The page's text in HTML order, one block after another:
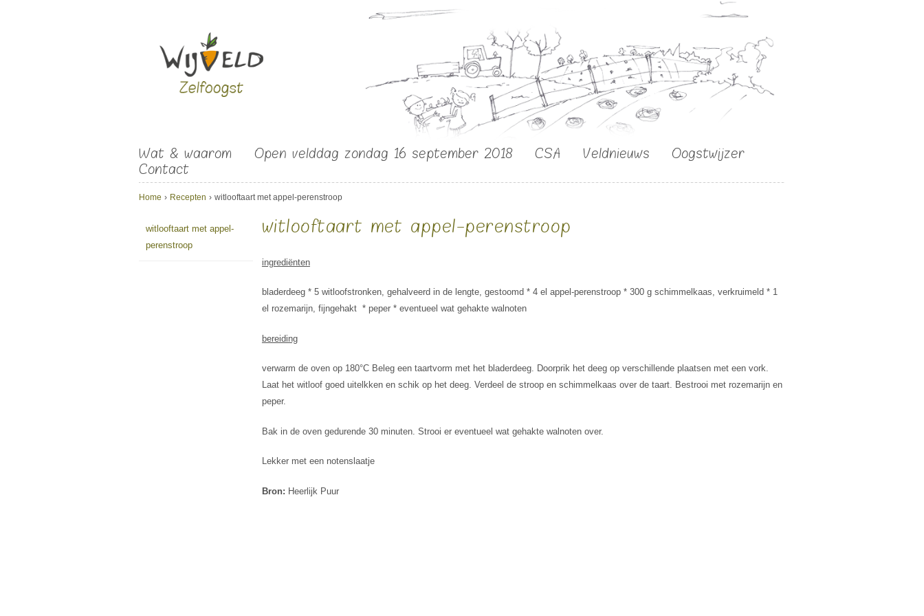
Wat & waarom Open velddag zondag 16 september 2018 CSA Veldnieuws
Oogstwijzer
Contact
U bent hier
Home › Recepten › witlooftaart met appel-perenstroop
witlooftaart met appel-
perenstroop
witlooftaart met appel-perenstroop
ingrediënten
bladerdeeg * 5 witloofstronken, gehalveerd in de lengte, gestoomd * 4 el appel-perenstroop * 300 g schimmelkaas, verkruimeld * 1
el rozemarijn, fijngehakt * peper * eventueel wat gehakte walnoten
bereiding
verwarm de oven op 180°C Beleg een taartvorm met het bladerdeeg. Doorprik het deeg op verschillende plaatsen met een vork.
Laat het witloof goed uitelkken en schik op het deeg. Verdeel de stroop en schimmelkaas over de taart. Bestrooi met rozemarijn en
peper.
Bak in de oven gedurende 30 minuten. Strooi er eventueel wat gehakte walnoten over.
Lekker met een notenslaatje
Bron: Heerlijk Puur